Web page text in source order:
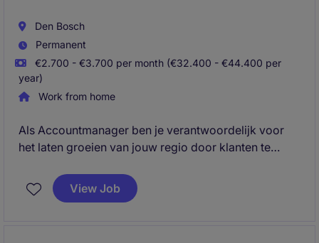
Den Bosch
Permanent
€2.700 - €3.700 per month (€32.400 - €44.400 per
year)
Work from home
Als Accountmanager ben je verantwoordelijk voor
het laten groeien van jouw regio door klanten te
slimme, technische oplossingen. Je combineert
commercieel inzicht met klantgericht werken en bent
View Job